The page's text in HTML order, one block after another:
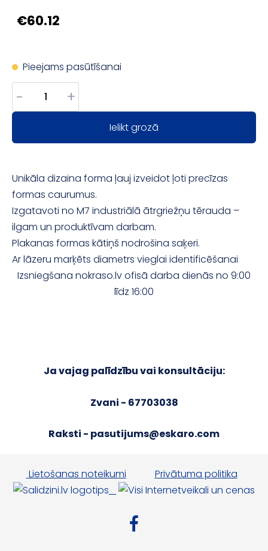
Izsniegšana nokraso.lv ofisā darba dienās no 9:00
līdz 16:00
Ja vajag palīdzību vai konsultāciju:
Zvani - 67703038
Raksti - pasutijums@eskaro.com
€60.12
Pieejams pasūtīšanai
- +
Ielikt grozā
Unikāla dizaina forma ļauj izveidot ļoti precīzas
formas caurumus.
Izgatavoti no M7 industriālā ātrgriežņu tērauda –
ilgam un produktīvam darbam.
Plakanas formas kātiņš nodrošina saķeri.
Ar lāzeru marķēts diametrs vieglai identificēšanai
Lietošanas noteikumi Privātuma politika